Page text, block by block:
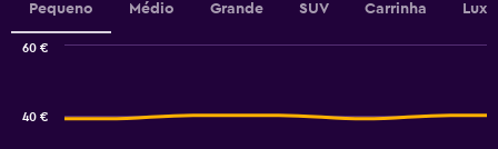
displaying
values.
Range:
60.
Pequeno Médio Grande SUV Carrinha Luxo
40 €
60 €